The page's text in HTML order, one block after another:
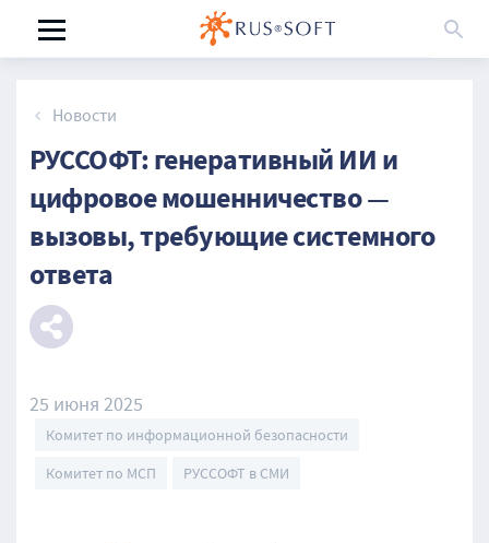
Новости
РУССОФТ: генеративный ИИ и
цифровое мошенничество —
вызовы, требующие системного
ответа
25 июня 2025
Комитет по информационной безопасности
Комитет по МСП
РУССОФТ в СМИ